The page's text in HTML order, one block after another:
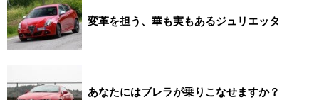
変革を担う、華も実もあるジュリエッタ
あなたにはブレラが乗りこなせますか？